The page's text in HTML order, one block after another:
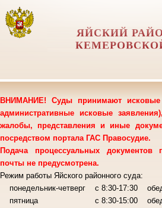
ЯЙСКИЙ
ВНИМАНИЕ! Суды принимают исковые
административные исковые
жалобы, представления и иные
посредством портала ГАС Правосудие.
Подача процессуальных документов
почты не предусмотрена.
Режим работы Яйского районного суда:
понедельник-четверг с 8:30-17:30
пятница с 8:30-15:00 обед с